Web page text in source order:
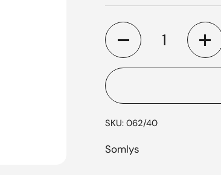
Quantité
SKU: 062/40
Somlys